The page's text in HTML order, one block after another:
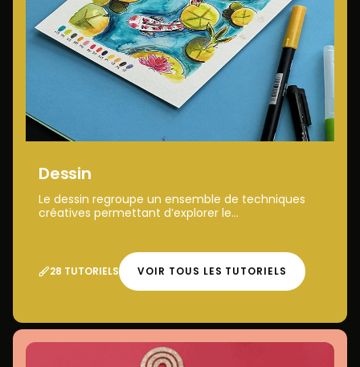
Dessin
Le dessin regroupe un ensemble de techniques
créatives permettant d’explorer le...
28 TUTORIELS VOIR TOUS LES TUTORIELS